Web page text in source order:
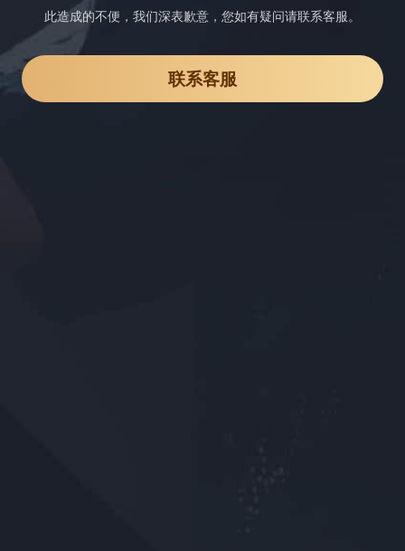
此造成的不便，我们深表歉意，您如有疑问请联系客服。
联系客服